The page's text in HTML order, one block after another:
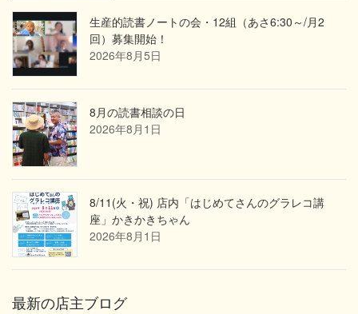
生産的読書ノートの会・12組（あさ6:30～/月2
回）募集開始！
2026年8月5日
8月の読書相談の日
2026年8月1日
8/11(火・祝) 店内「はじめてさんのグラレコ講
座」かきかきちゃん
2026年8月1日
最新の店主ブログ